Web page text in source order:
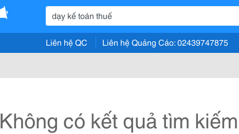
Liên hệ QC Liên hệ Quảng Cáo: 02439747875
Không có kết quả tìm kiếm